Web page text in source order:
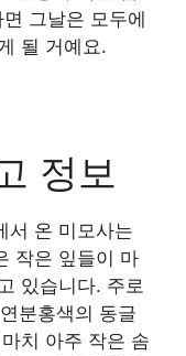
그날은 모두에
될 거예요.
정보
서 온 미모사는
작은 잎들이 마
있습니다. 주로
분홍색의 동글
치 아주 작은 솜